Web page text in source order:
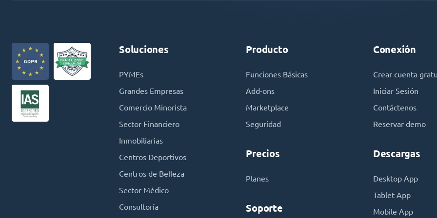
Soluciones
PYMEs
Grandes Empresas
Comercio Minorista
Sector Financiero
Inmobiliarias
Centros Deportivos
Centros de Belleza
Sector Médico
Consultoría
Producto
Funciones Básicas
Add-ons
Marketplace
Seguridad
Precios
Planes
Soporte
Conexión
Crear cuenta
Iniciar Sesión
Contáctenos
Reservar demo
Descargas
Desktop App
Tablet App
Mobile App